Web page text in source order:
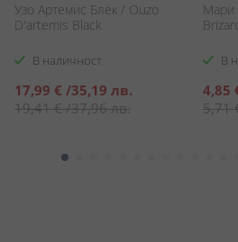
Узо Артемис Блек / Ouzo
D'artemis Black
В наличност
Специална
цена
17,99 € /35,19 лв.
19,41 €/37,96 лв.
Мари
В
цена
4,85
5,71